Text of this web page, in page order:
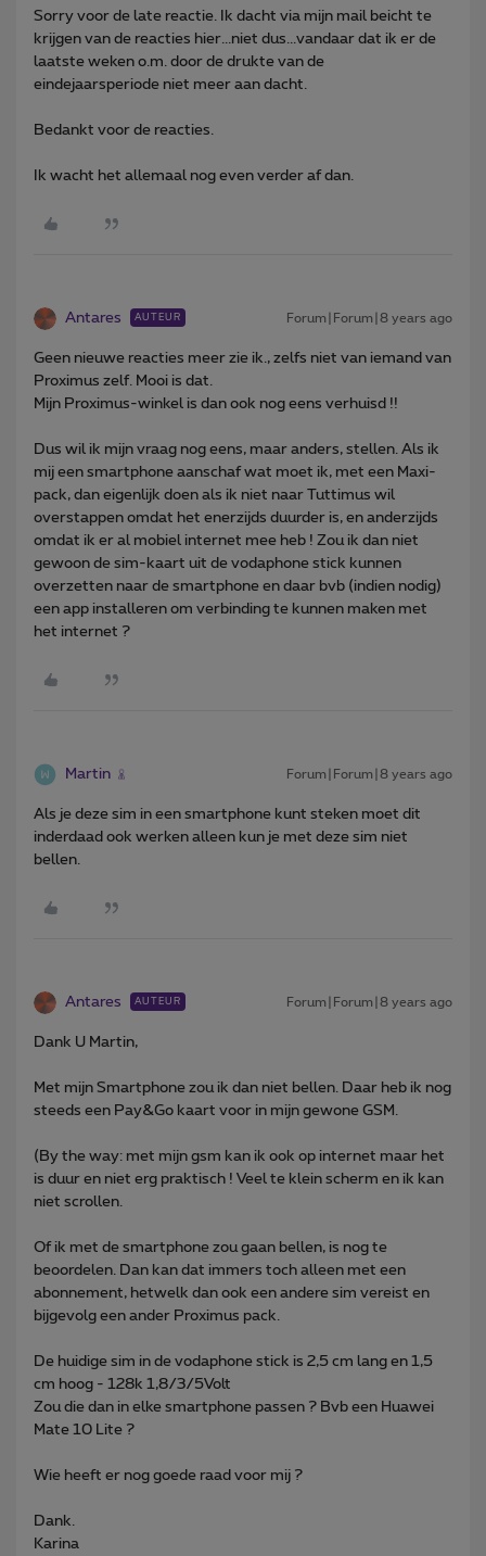
Sorry voor de late reactie. Ik dacht via mijn mail beicht te
krijgen van de reacties hier...niet dus...vandaar dat ik er de
laatste weken o.m. door de drukte van de
eindejaarsperiode niet meer aan dacht.
Bedankt voor de reacties.
Ik wacht het allemaal nog even verder af dan.
Antares AUTEUR Forum|Forum|8 years ago
Geen nieuwe reacties meer zie ik., zelfs niet van iemand van
Proximus zelf. Mooi is dat.
Mijn Proximus-winkel is dan ook nog eens verhuisd !!
Dus wil ik mijn vraag nog eens, maar anders, stellen. Als ik
mij een smartphone aanschaf wat moet ik, met een Maxi-
pack, dan eigenlijk doen als ik niet naar Tuttimus wil
overstappen omdat het enerzijds duurder is, en anderzijds
omdat ik er al mobiel internet mee heb ! Zou ik dan niet
gewoon de sim-kaart uit de vodaphone stick kunnen
overzetten naar de smartphone en daar bvb (indien nodig)
een app installeren om verbinding te kunnen maken met
het internet ?
Martin Forum|Forum|8 years ago
Als je deze sim in een smartphone kunt steken moet dit
inderdaad ook werken alleen kun je met deze sim niet
bellen.
Antares AUTEUR Forum|Forum|8 years ago
Dank U Martin,
Met mijn Smartphone zou ik dan niet bellen. Daar heb ik nog
steeds een Pay&Go kaart voor in mijn gewone GSM.
(By the way: met mijn gsm kan ik ook op internet maar het
is duur en niet erg praktisch ! Veel te klein scherm en ik kan
niet scrollen.
Of ik met de smartphone zou gaan bellen, is nog te
beoordelen. Dan kan dat immers toch alleen met een
abonnement, hetwelk dan ook een andere sim vereist en
bijgevolg een ander Proximus pack.
De huidige sim in de vodaphone stick is 2,5 cm lang en 1,5
cm hoog - 128k 1,8/3/5Volt
Zou die dan in elke smartphone passen ? Bvb een Huawei
Mate 10 Lite ?
Wie heeft er nog goede raad voor mij ?
Dank.
Karina